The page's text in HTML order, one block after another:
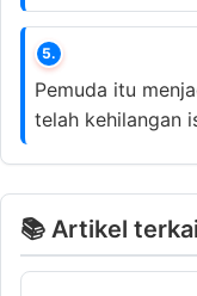
5.
Pemuda itu
telah kehilangan
📚 Artikel